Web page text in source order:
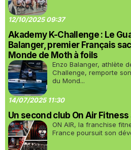
12/10/2025 09:37
Akademy K-Challenge : Le
Balanger, premier Français
Monde de Moth à foils
Enzo Balanger, athlète
Challenge, remporte
du Mond...
14/07/2025 11:30
Un second club On Air Fitness
ON AIR, la franchise
France poursuit son